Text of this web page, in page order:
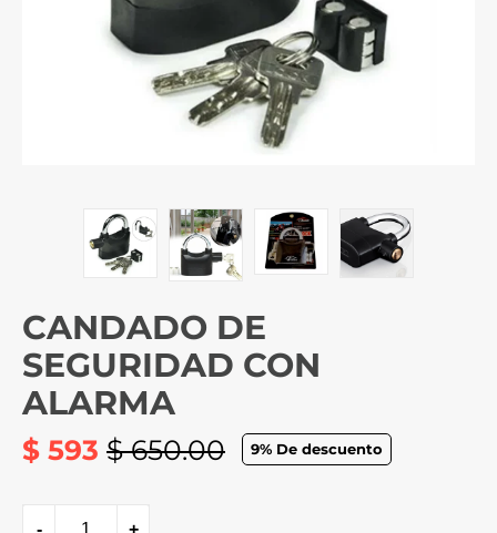
CANDADO DE
SEGURIDAD CON
ALARMA
$ 593 $ 650.00
Precio
9% De descuento